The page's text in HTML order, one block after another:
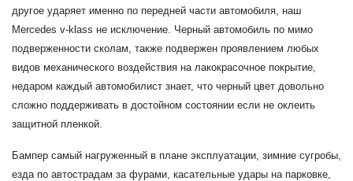
другое ударяет именно по передней части автомобиля, наш
Mercedes v-klass не исключение. Черный автомобиль по мимо
подверженности сколам, также подвержен проявлением любых
видов механического воздействия на лакокрасочное покрытие,
недаром каждый автомобилист знает, что черный цвет довольно
сложно поддерживать в достойном состоянии если не оклеить
защитной пленкой.
Бампер самый нагруженный в плане эксплуатации, зимние сугробы,
езда по автострадам за фурами, касательные удары на парковке,